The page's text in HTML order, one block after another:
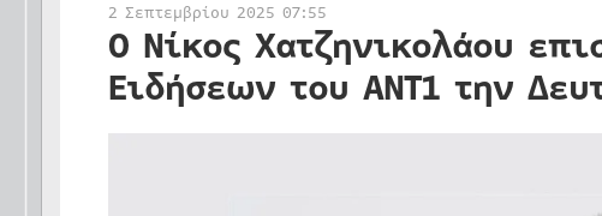
2 Σεπτεμβρίου 2025 07:55
Ο Νίκος Χατζηνικολάου
Ειδήσεων του ΑΝΤ1 την